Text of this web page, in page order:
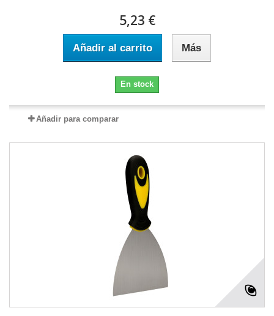
5,23 €
Añadir al carrito Más
En stock
Añadir para comparar